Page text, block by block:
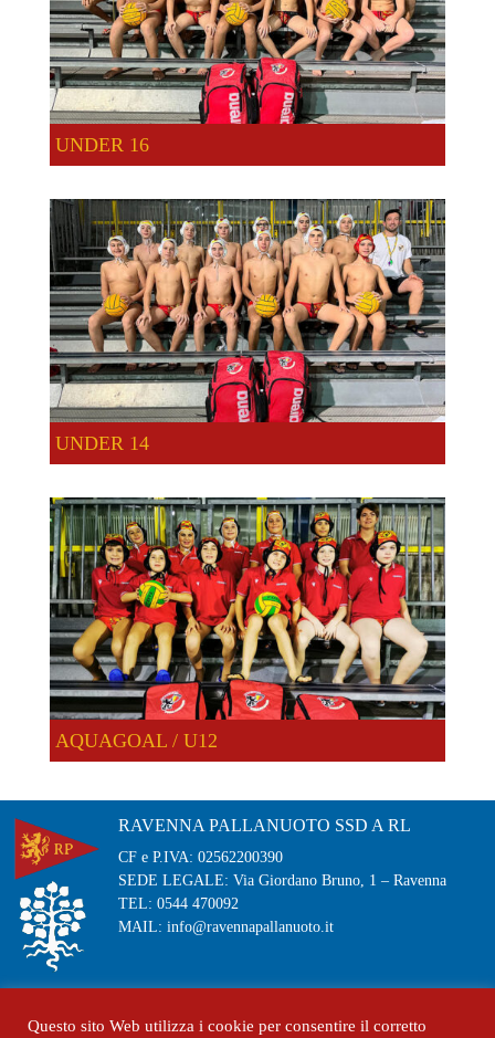
UNDER 16
UNDER 14
AQUAGOAL / U12
RAVENNA PALLANUOTO SSD A RL
CF e P.IVA: 02562200390
SEDE LEGALE: Via Giordano Bruno, 1 – Ravenna
TEL: 0544 470092
MAIL: info@ravennapallanuoto.it
PRIVACY POLICY
Questo sito Web utilizza i cookie per consentire il corretto